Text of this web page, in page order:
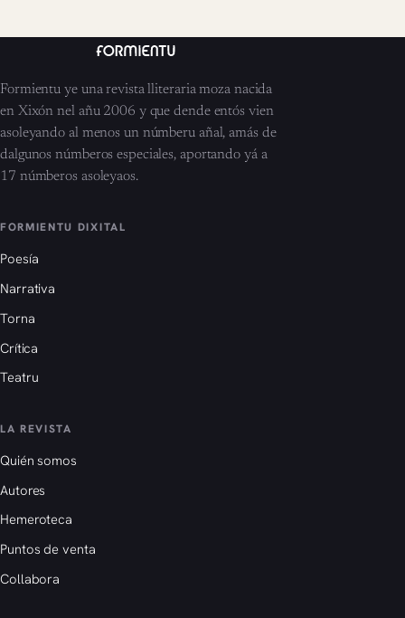
Formientu ye una revista lliteraria moza nacida
en Xixón nel añu 2006 y que dende entós vien
asoleyando al menos un númberu añal, amás de
dalgunos númberos especiales, aportando yá a
17 númberos asoleyaos.
FORMIENTU DIXITAL
Poesía
Narrativa
Torna
Crítica
Teatru
LA REVISTA
Quién somos
Autores
Hemeroteca
Puntos de venta
Collabora